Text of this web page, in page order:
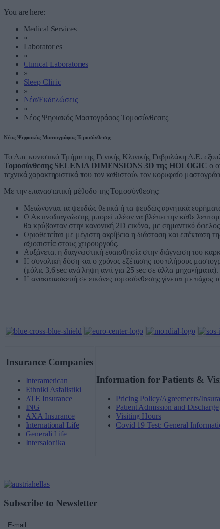
You are here:
Medical Services
»
Laboratories
»
Clinical Laboratories
»
Sleep Clinic
»
Νέα/Εκδηλώσεις
»
Νέος Ψηφιακός Μαστογράφος Τομοσύνθεσης
Νέος Ψηφιακός Μαστογράφος Τομοσύνθεσης
Το Απεικονιστικό Τμήμα της Γενικής Κλινικής Γαβριλάκη Α.Ε.
Τομοσύνθεσης SELENIA DIMENSIONS 3D της HOLOGIC ο
τεχνικά χαρακτηριστικά που τον καθιστούν τον κορυφαίο
Με την επαναστατική μέθοδο της Τομοσύνθεσης:
Μειώνονται τα ψευδώς θετικά ή τα ψευδώς αρνητικά
Ο Ακτινοδιαγνώστης μπορεί πλέον να βλέπει την κάθε
θα κρύβονταν στην κανονική 2D εικόνα, με σημαντικό
Οριοθετείται με μέγιστη ακρίβεια η διάσταση και επέκταση
αξιοπιστία στους χειρουργούς.
Αυξάνεται η διαγνωστική ευαισθησία στην διάγνωση του
Η συνολική δόση και ο χρόνος εξέτασης του πλήρους
(μόλις 3,6 sec ανά λήψη αντί για 25 sec σε άλλα μηχανήματα).
Η ανακατασκευή σε εικόνες τομοσύνθεσης γίνεται με πάχος
Insurance Companies
Interamerican
Ethniki Asfalistiki
ATE Insurance
ING
AXA Insurance
International Life
Generali Life
Intersalonika
Information for Patients &
Pricing Policy/Agreements/
Patient Admission and Discharge
Visiting Hours
Covid 19 Test: General
Subscribe to Newsletter